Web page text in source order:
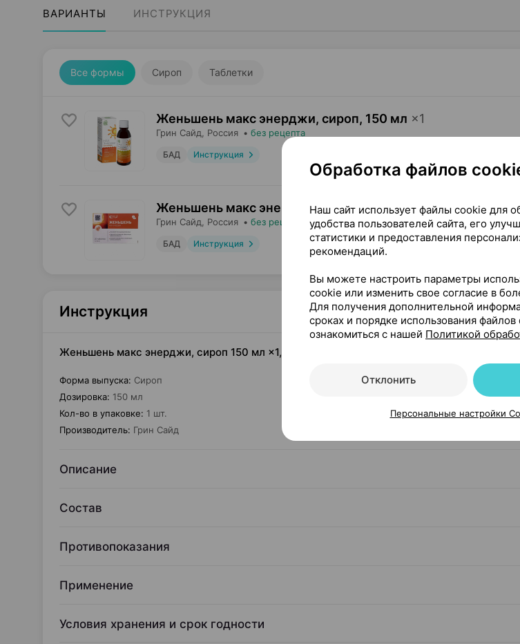
ВАРИАНТЫ ИНСТРУКЦИЯ
Все формы Сироп Таблетки
Женьшень макс энерджи, сироп, 150 мл ×1
Грин Сайд , Россия • без рецепта
БАД Инструкция
Женьшень макс энерджи, таблетки ×20
Грин Сайд , Россия • без рецепта
БАД Инструкция
Инструкция
Женьшень макс энерджи, сироп 150 мл ×1, Грин Сайд Россия
Форма выпуска: Сироп
Дозировка: 150 мл
Кол-во в упаковке: 1 шт.
Производитель: Грин Сайд
Описание
Состав
Противопоказания
Применение
Условия хранения и срок годности
Обработка файлов
Наш сайт использует файлы cookie для
удобства пользователей сайта, его
статистики и предоставления
рекомендаций.
Вы можете настроить параметры
cookie или изменить свое согласие в
Для получения дополнительной
сроках и порядке использования
ознакомиться с нашей Политикой
Отклонить
Персональные настройки